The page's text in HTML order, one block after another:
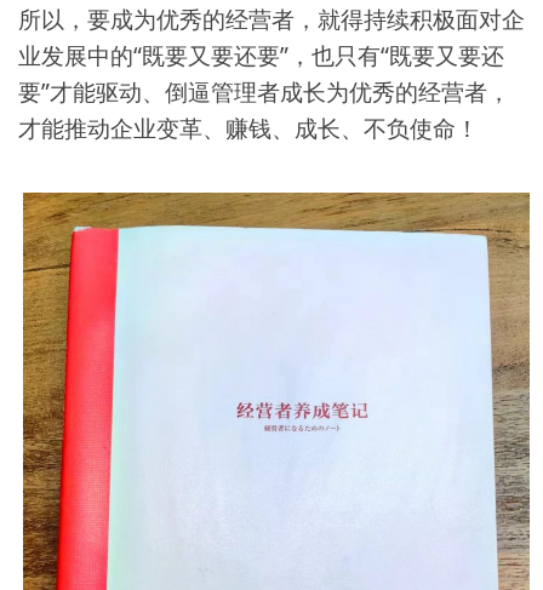
所以，要成为优秀的经营者，就得持续积极面对企
业发展中的“既要又要还要”，也只有“既要又要还
要”才能驱动、倒逼管理者成长为优秀的经营者，
才能推动企业变革、赚钱、成长、不负使命！